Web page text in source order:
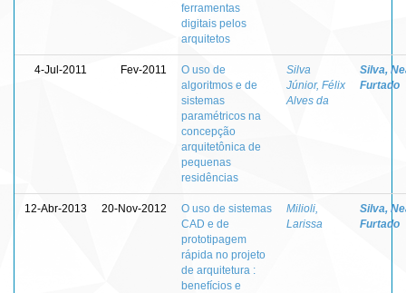
ferramentas
digitais pelos
arquitetos
4-Jul-2011 Fev-2011
O uso de
algoritmos e de
sistemas
paramétricos na
concepção
arquitetônica de
pequenas
residências
Silva
Júnior, Félix
Alves da
Silva,
Furtado
12-Abr-2013 20-Nov-2012
O uso de sistemas
CAD e de
prototipagem
rápida no projeto
de arquitetura :
benefícios e
Milioli,
Larissa
Silva,
Furtado